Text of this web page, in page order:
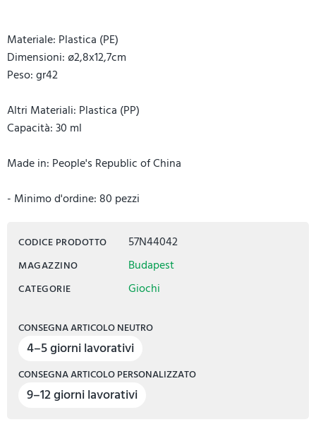
Materiale: Plastica (PE)
Dimensioni: ø2,8x12,7cm
Peso: gr42
Altri Materiali: Plastica (PP)
Capacità: 30 ml
Made in: People's Republic of China
- Minimo d'ordine: 80 pezzi
CODICE PRODOTTO 57N44042
MAGAZZINO Budapest
CATEGORIE Giochi
CONSEGNA ARTICOLO NEUTRO
4–5 giorni lavorativi
CONSEGNA ARTICOLO PERSONALIZZATO
9–12 giorni lavorativi